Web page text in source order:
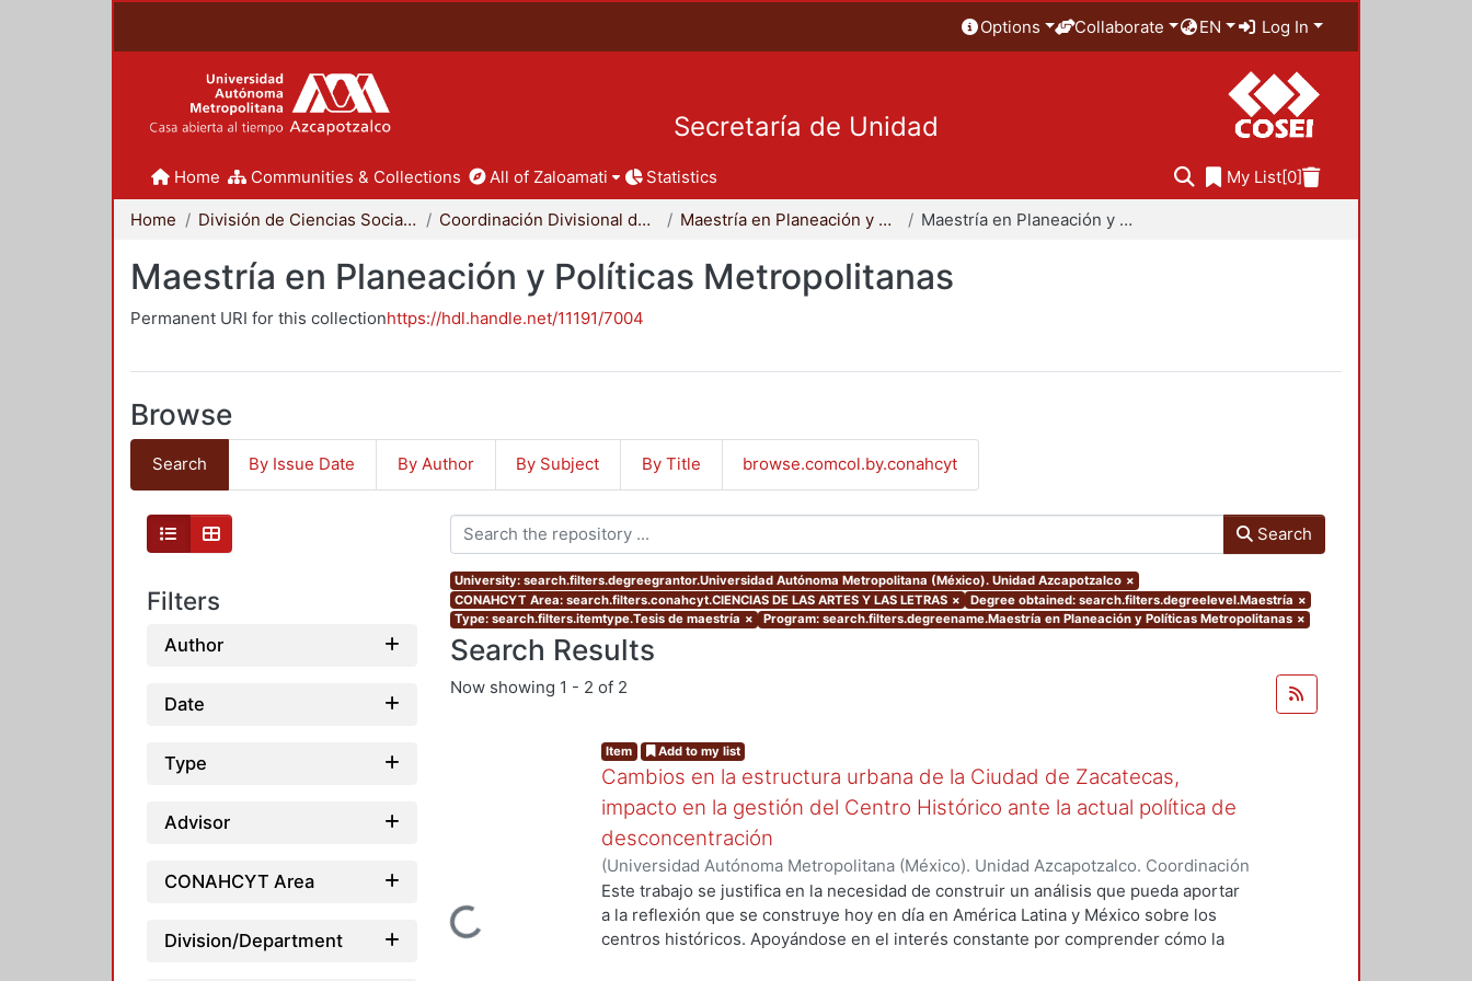
Options Collaborate EN Log In
Secretaría de Unidad
Home Communities & Collections All of Zaloamati Statistics My List[0]
Home División de Ciencias Sociales y Humanidades Coordinación Divisional de Posgrado Maestría en Planeación y Políticas Metropolitanas Maestría en Planeación y Políticas Metropolitanas
Maestría en Planeación y Políticas Metropolitanas
Permanent URI for this collectionhttps://hdl.handle.net/11191/7004
Browse
Search By Issue Date By Author By Subject By Title browse.comcol.by.conahcyt
Filters
Author
Date
Type
Advisor
CONAHCYT Area
Division/Department
Search
University: search.filters.degreegrantor.Universidad Autónoma Metropolitana (México). Unidad Azcapotzalco ×
CONAHCYT Area: search.filters.conahcyt.CIENCIAS DE LAS ARTES Y LAS LETRAS × Degree obtained: search.filters.degreelevel.Maestría ×
Type: search.filters.itemtype.Tesis de maestría × Program: search.filters.degreename.Maestría en Planeación y Políticas Metropolitanas ×
Search Results
Now showing 1 - 2 of 2
Loading...
Item Add to my list
Cambios en la estructura urbana de la Ciudad de Zacatecas,
impacto en la gestión del Centro Histórico ante la actual política de
desconcentración
(Universidad Autónoma Metropolitana (México). Unidad Azcapotzalco. Coordinación
de Servicios de Información.,2015-03) ZUÑIGA LOERA, OLGA LIDIA
Este trabajo se justifica en la necesidad de construir un análisis que pueda aportar
a la reflexión que se construye hoy en día en América Latina y México sobre los
centros históricos. Apoyándose en el interés constante por comprender cómo la